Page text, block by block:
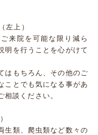
左上）
来院を可能な限り減ら
明を行うことを心がけて
はもちろん、その他のご
ことでも気になる事があ
相談ください。
生類、爬虫類など数々の